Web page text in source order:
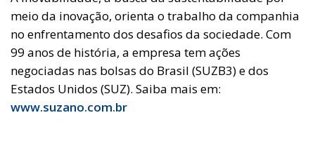
meio da inovação, orienta o trabalho da companhia
no enfrentamento dos desafios da sociedade. Com
99 anos de história, a empresa tem ações
negociadas nas bolsas do Brasil (SUZB3) e dos
Estados Unidos (SUZ). Saiba mais em:
www.suzano.com.br